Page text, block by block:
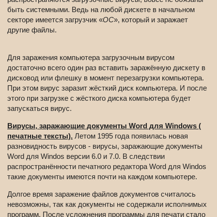
быть системными. Ведь на любой дискете в начальном
секторе имеется загрузчик «ОС», который и заражает
другие файлы.
Для заражения компьютера загрузочным вирусом
достаточно всего один раз вставить заражённую дискету в
дисковод или флешку в момент перезагрузки компьютера.
При этом вирус заразит жёсткий диск компьютера. И после
этого при загрузке с жёсткого диска компьютера будет
запускаться вирус.
Вирусы, заражающие документы Word для Windows (
печатные тексты). Летом 1995 года появилась новая
разновидность вирусов - вирусы, заражающие документы
Word для Windos версии 6.0 и 7.0. В следствии
распространённости печатного редактора Word для Windos
такие документы имеются почти на каждом компьютере.
Долгое время заражение файлов документов считалось
невозможны, так как документы не содержали исполнимых
программ. После усложнения программы для печати стало